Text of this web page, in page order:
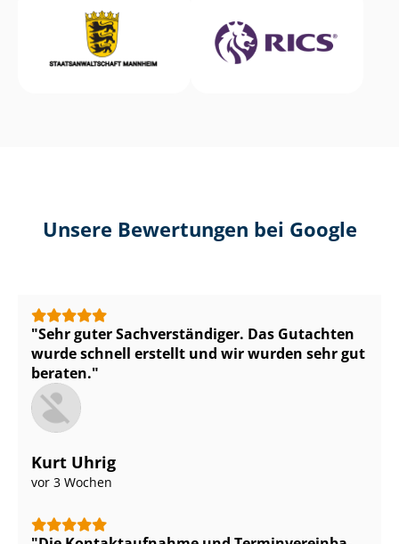
Unsere Bewertungen bei Google
Sehr guter Sach­ver­stän­di­ger. Das Gutachten
wurde schnell erstellt und wir wurden sehr gut
beraten.
Kurt Uhrig
vor 3 Wochen